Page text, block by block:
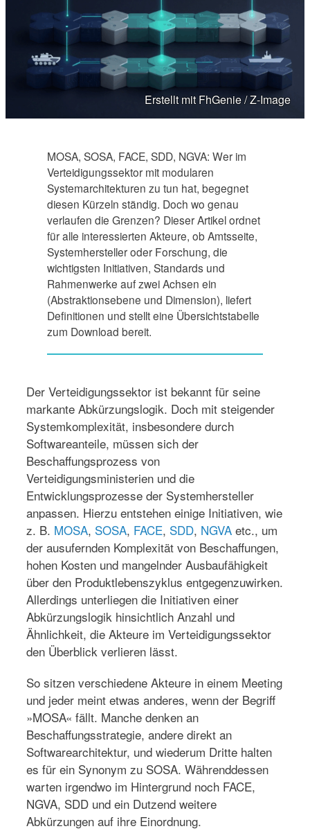
Erstellt mit FhGenie / Z-Image
MOSA, SOSA, FACE, SDD, NGVA: Wer im
Verteidigungssektor mit modularen
Systemarchitekturen zu tun hat, begegnet
diesen Kürzeln ständig. Doch wo genau
verlaufen die Grenzen? Dieser Artikel ordnet
für alle interessierten Akteure, ob Amtsseite,
Systemhersteller oder Forschung, die
wichtigsten Initiativen, Standards und
Rahmenwerke auf zwei Achsen ein
(Abstraktionsebene und Dimension), liefert
Definitionen und stellt eine Übersichtstabelle
zum Download bereit.
Der Verteidigungssektor ist bekannt für seine
markante Abkürzungslogik. Doch mit steigender
Systemkomplexität, insbesondere durch
Softwareanteile, müssen sich der
Beschaffungsprozess von
Verteidigungsministerien und die
Entwicklungsprozesse der Systemhersteller
anpassen. Hierzu entstehen einige Initiativen, wie
z. B. MOSA, SOSA, FACE, SDD, NGVA etc., um
der ausufernden Komplexität von Beschaffungen,
hohen Kosten und mangelnder Ausbaufähigkeit
über den Produktlebenszyklus entgegenzuwirken.
Allerdings unterliegen die Initiativen einer
Abkürzungslogik hinsichtlich Anzahl und
Ähnlichkeit, die Akteure im Verteidigungssektor
den Überblick verlieren lässt.
So sitzen verschiedene Akteure in einem Meeting
und jeder meint etwas anderes, wenn der Begriff
»MOSA« fällt. Manche denken an
Beschaffungsstrategie, andere direkt an
Softwarearchitektur, und wiederum Dritte halten
es für ein Synonym zu SOSA. Währenddessen
warten irgendwo im Hintergrund noch FACE,
NGVA, SDD und ein Dutzend weitere
Abkürzungen auf ihre Einordnung.